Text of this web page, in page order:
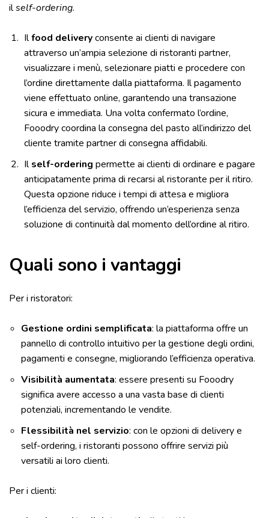
ilself-ordering.
Ilfood deliveryconsente ai clienti di navigare
attraverso un’ampia selezione di ristoranti partner,
visualizzare i menù, selezionare piatti e procedere con
l’ordine direttamente dalla piattaforma. Il pagamento
viene effettuato online, garantendo una transazione
sicura e immediata. Una volta confermato l’ordine,
Fooodry coordina la consegna del pasto all’indirizzo del
cliente tramite partner di consegna affidabili.
Ilself-ordering permette ai clienti di ordinare e pagare
anticipatamente prima di recarsi al ristorante per il ritiro.
Questa opzione riduce i tempi di attesa e migliora
l’efficienza del servizio, offrendo un’esperienza senza
soluzione di continuità dal momento dell’ordine al ritiro.
Quali sono i vantaggi
Per i ristoratori:
Gestione ordini semplificata: la piattaforma offre un
pannello di controllo intuitivo per la gestione degli ordini,
pagamenti e consegne, migliorando l’efficienza operativa.
Visibilità aumentata: essere presenti su Fooodry
significa avere accesso a una vasta base di clienti
potenziali, incrementando le vendite.
Flessibilità nel servizio: con le opzioni di delivery e
self-ordering, i ristoranti possono offrire servizi più
versatili ai loro clienti.
Per i clienti: